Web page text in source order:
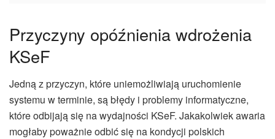
Przyczyny opóźnienia wdrożenia
KSeF
Jedną z przyczyn, które uniemożliwiają uruchomienie
systemu w terminie, są błędy i problemy informatyczne,
które odbijają się na wydajności KSeF. Jakakolwiek awaria
mogłaby poważnie odbić się na kondycji polskich